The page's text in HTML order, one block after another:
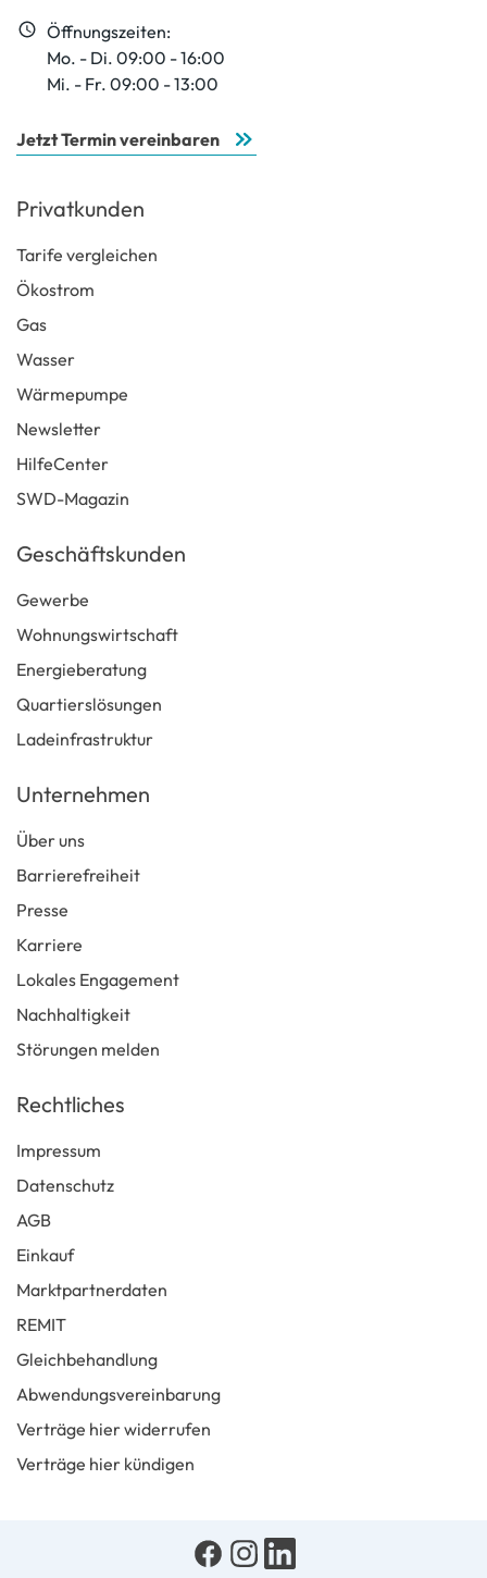
Öffnungszeiten:
Mo. - Di. 09:00 - 16:00
Mi. - Fr. 09:00 - 13:00
Jetzt Termin vereinbaren
Privatkunden
Tarife vergleichen
Ökostrom
Gas
Wasser
Wärmepumpe
Newsletter
HilfeCenter
SWD-Magazin
Geschäftskunden
Gewerbe
Wohnungswirtschaft
Energieberatung
Quartierslösungen
Ladeinfrastruktur
Unternehmen
Über uns
Barrierefreiheit
Presse
Karriere
Lokales Engagement
Nachhaltigkeit
Störungen melden
Rechtliches
Impressum
Datenschutz
AGB
Einkauf
Marktpartnerdaten
REMIT
Gleichbehandlung
Abwendungsvereinbarung
Verträge hier widerrufen
Verträge hier kündigen